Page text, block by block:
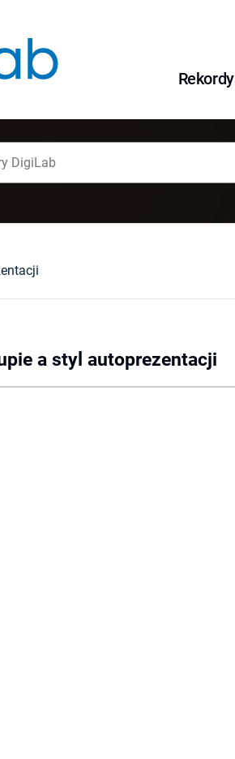
Rekordy
a styl autoprezentacji